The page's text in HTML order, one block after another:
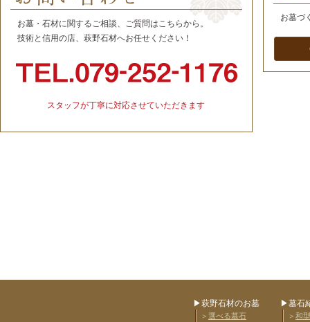
お墓・石材に関するご相談、ご質問はこちらから。
技術と信用の店、萩野石材へお任せください！
スタッフが丁寧に対応させていただきます
お墓づ
▶萩野石材のお墓
＞ 選べる墓石
▶墓石
＞ 和